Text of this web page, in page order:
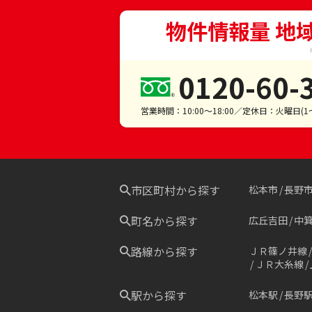
物件情報量 地
0120-60-
営業時間：10:00～18:00／定休日：火曜日(1
市区町村から探す 松本市 長野
町名から探す 広丘吉田 中
路線から探す
ＪＲ篠ノ井線
ＪＲ大糸線
駅から探す 松本駅 長野